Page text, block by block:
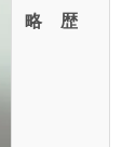
略 歴